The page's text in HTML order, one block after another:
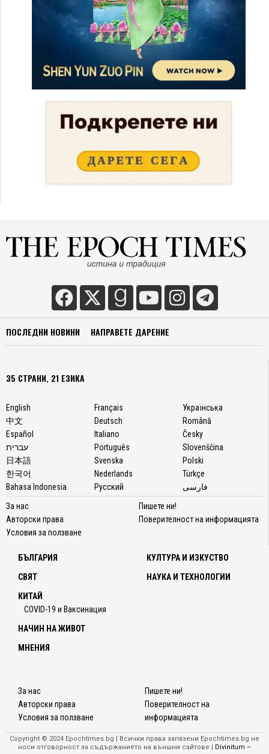
ПОСЛЕДНИ НОВИНИ НАПРАВЕТЕ ДАРЕНИЕ
35 СТРАНИ, 21 ЕЗИКА
English
中文
Español
עברית
日本語
한국어
Bahasa Indonesia
Français
Deutsch
Italiano
Português
Svenska
Nederlands
Русский
Українська
Română
Česky
Slovenščina
Polski
Türkçe
فارسی
За нас
Авторски права
Условия за ползване
Пишете ни!
Поверителност на информацията
БЪЛГАРИЯ
СВЯТ
КИТАЙ
COVID-19 и Ваксинация
КУЛТУРА И ИЗКУСТВО
НАУКА И ТЕХНОЛОГИИ
НАЧИН НА ЖИВОТ
МНЕНИЯ
За нас
Авторски права
Условия за ползване
Пишете ни!
Поверителност на
информацията
Copyright © 2024 Epochtimes.bg | Всички права запазени Epochtimes.bg не
носи отговорност за съдържанието на външни сайтове |
Divinitum –